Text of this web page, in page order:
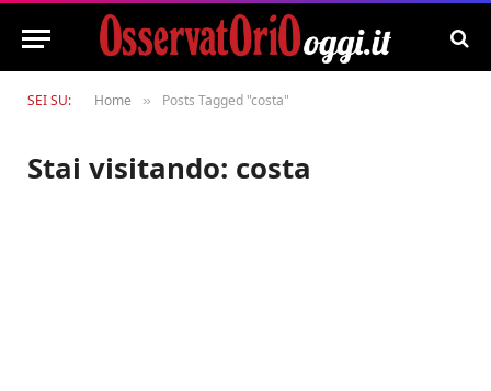
SEI SU: Home » Posts Tagged "costa"
Stai visitando: costa